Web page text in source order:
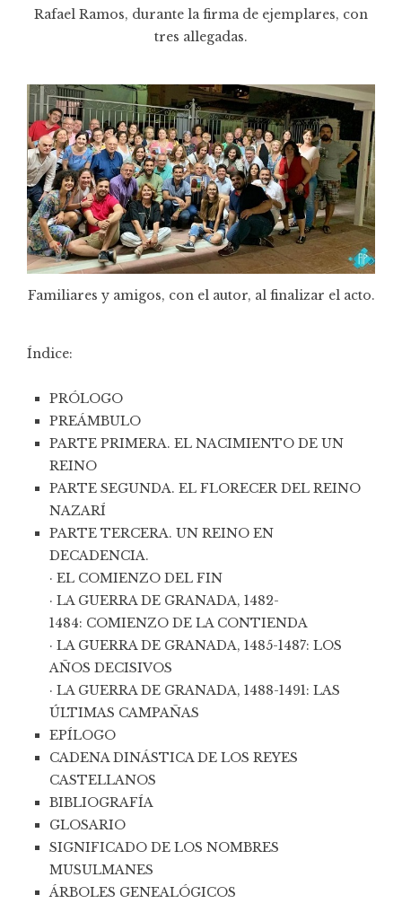
Rafael Ramos, durante la firma de ejemplares, con
tres allegadas.
Familiares y amigos, con el autor, al finalizar el acto.
Índice:
PRÓLOGO
PREÁMBULO
PARTE PRIMERA. EL NACIMIENTO DE UN
REINO
PARTE SEGUNDA. EL FLORECER DEL REINO
NAZARÍ
PARTE TERCERA. UN REINO EN
DECADENCIA.
· EL COMIENZO DEL FIN
· LA GUERRA DE GRANADA, 1482-
1484: COMIENZO DE LA CONTIENDA
· LA GUERRA DE GRANADA, 1485-1487: LOS
AÑOS DECISIVOS
· LA GUERRA DE GRANADA, 1488-1491: LAS
ÚLTIMAS CAMPAÑAS
EPÍLOGO
CADENA DINÁSTICA DE LOS REYES
CASTELLANOS
BIBLIOGRAFÍA
GLOSARIO
SIGNIFICADO DE LOS NOMBRES
MUSULMANES
ÁRBOLES GENEALÓGICOS